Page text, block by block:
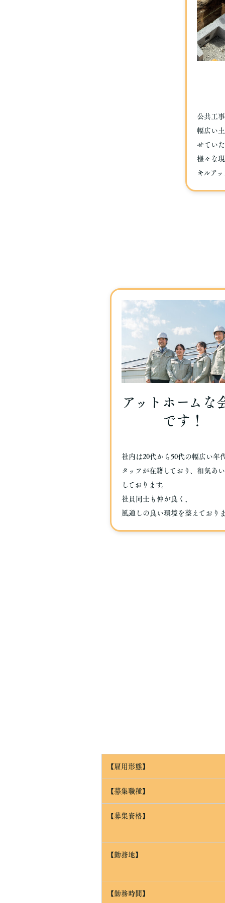
公共工
幅広い
せてい
様々な
キルア
アットホームな
です！
社内は20代から50代の幅広い年
タッフが在籍しており、和気あ
しております。
社員同士も仲が良く、
風通しの良い環境を整えており
【雇用形態】
【募集職種】
【募集資格】
【勤務地】
【勤務時間】